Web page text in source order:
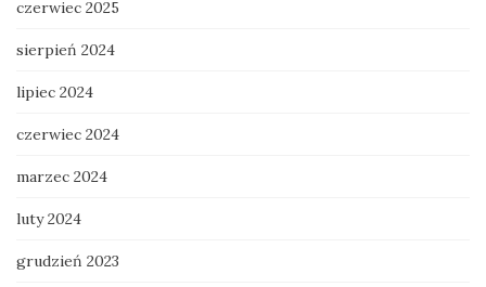
czerwiec 2025
sierpień 2024
lipiec 2024
czerwiec 2024
marzec 2024
luty 2024
grudzień 2023